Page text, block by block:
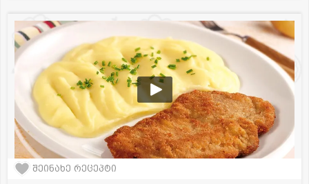
შეინახე რეცეპტი